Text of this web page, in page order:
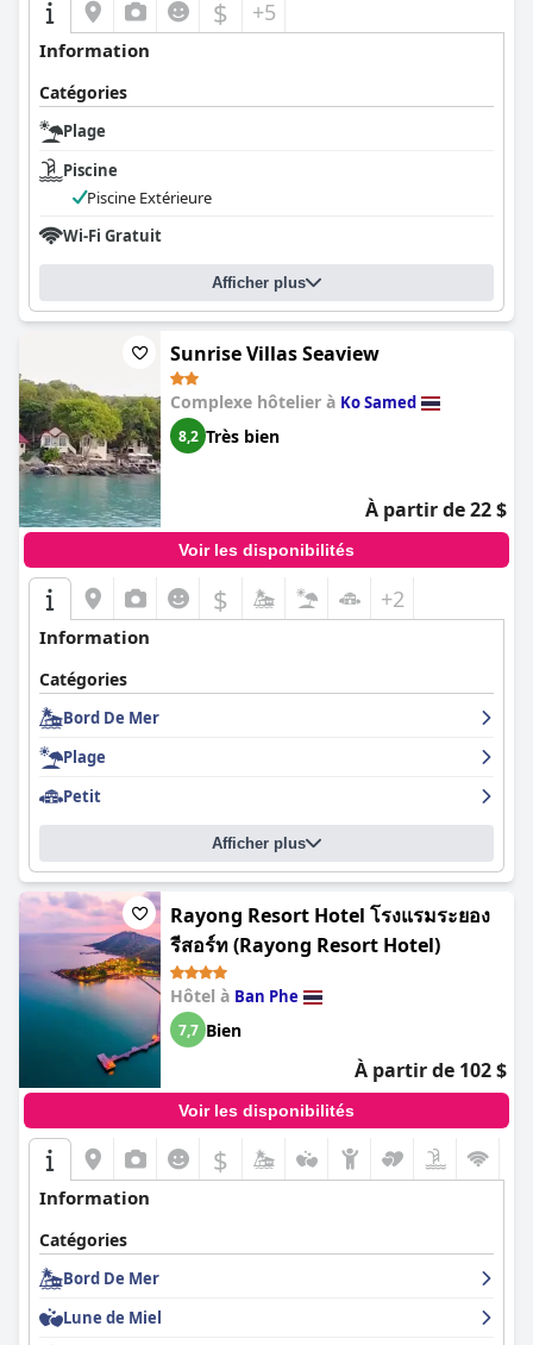
$ +5
Information
Catégories
Plage
Piscine
Piscine Extérieure
Wi-Fi Gratuit
Afficher plus
Sunrise Villas Seaview
Complexe hôtelier à Ko Samed
8,2 Très bien
À partir de 22 $
Voir les disponibilités
$ +2
Information
Catégories
Bord De Mer
Plage
Petit
Afficher plus
Rayong Resort Hotel โรงแรมระยอง
รีสอร์ท (Rayong Resort Hotel)
Hôtel à Ban Phe
7,7 Bien
À partir de 102 $
Voir les disponibilités
$
Information
Catégories
Bord De Mer
Lune de Miel